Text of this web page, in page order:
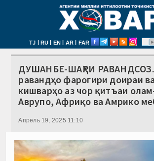
TJ | RU | EN | AR | FAR
ДУШАНБЕ-ШАҲРИ
равандҳо фарогири доираи
кишварҳо аз чор қитъаи
Аврупо, Африқо ва Амрико
Апрель 19, 2025 11:10